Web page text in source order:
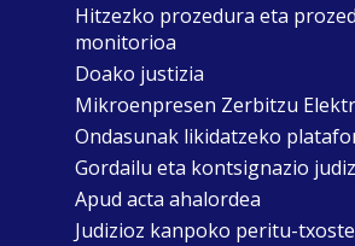
Hitzezko prozedura eta
monitorioa
Doako justizia
Mikroenpresen Zerbitzu
Ondasunak likidatzeko
Gordailu eta kontsignazio
Apud acta ahalordea
Judizioz kanpoko peritu-